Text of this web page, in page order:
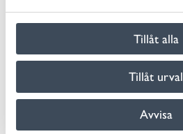
Tillåt alla
Tillåt urval
Avvisa
Bygga, bo och miljö
En vecka fri från våld
Företag och näringsliv
Förskola, skola och utbildning